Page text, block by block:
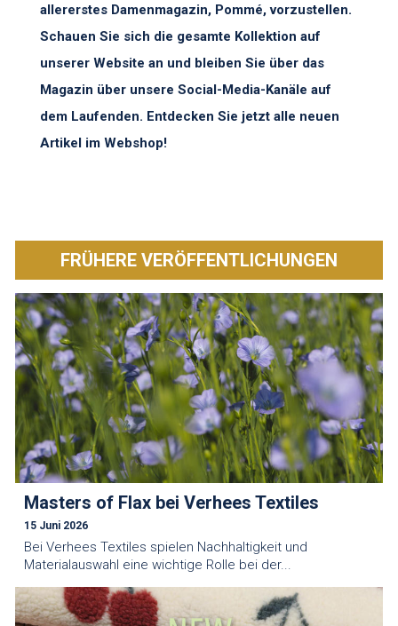
allererstes Damenmagazin, Pommé, vorzustellen.
Schauen Sie sich die gesamte Kollektion auf
unserer Website an und bleiben Sie über das
Magazin über unsere Social-Media-Kanäle auf
dem Laufenden. Entdecken Sie jetzt alle neuen
Artikel im Webshop!
FRÜHERE VERÖFFENTLICHUNGEN
Masters of Flax bei Verhees Textiles
15 Juni 2026
Bei Verhees Textiles spielen Nachhaltigkeit und
Materialauswahl eine wichtige Rolle bei der...